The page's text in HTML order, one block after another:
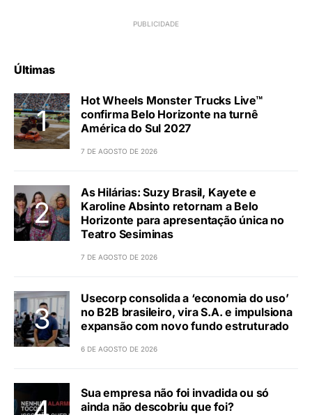
Últimas
Hot Wheels Monster Trucks Live™
confirma Belo Horizonte na turnê
América do Sul 2027
7 DE AGOSTO DE 2026
As Hilárias: Suzy Brasil, Kayete e
Karoline Absinto retornam a Belo
Horizonte para apresentação única no
Teatro Sesiminas
7 DE AGOSTO DE 2026
Usecorp consolida a ‘economia do uso’
no B2B brasileiro, vira S.A. e impulsiona
expansão com novo fundo estruturado
6 DE AGOSTO DE 2026
Sua empresa não foi invadida ou só
ainda não descobriu que foi?